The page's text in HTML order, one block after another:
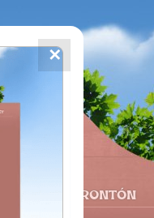
AÑADIR UN FRONTÓN
✕